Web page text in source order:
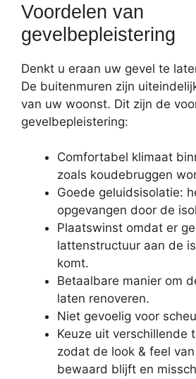
Voordelen van
gevelbepleistering
Denkt u eraan uw gevel te
De buitenmuren zijn
van uw woonst. Dit zijn de
gevelbepleistering:
Comfortabel klimaat
zoals koudebruggen
Goede geluidsisolatie:
opgevangen door de
Plaatswinst omdat er
lattenstructuur aan de
komt.
Betaalbare manier om
laten renoveren.
Niet gevoelig voor
Keuze uit verschillende
zodat de look & feel
bewaard blijft en